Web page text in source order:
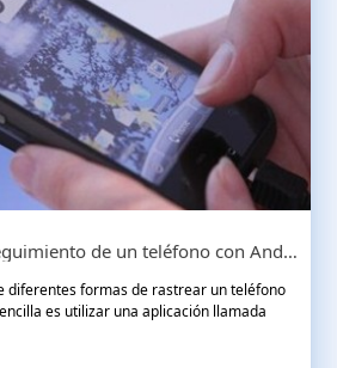
¿Cómo realizar el seguimiento de un teléfono con Android?
diferentes formas de rastrear un teléfono
es utilizar una aplicación llamada